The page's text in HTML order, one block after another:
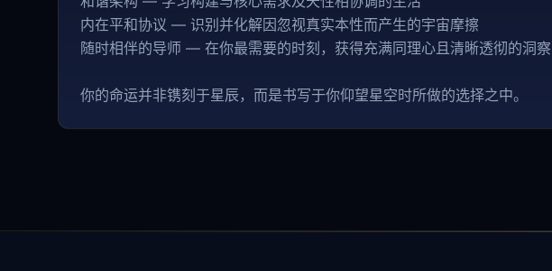
内在平和协议 — 识别并化解因忽视真实本性而产生的宇宙摩擦
随时相伴的导师 — 在你最需要的时刻，获得充满同理心且清晰透彻的洞察
你的命运并非镌刻于星辰，而是书写于你仰望星空时所做的选择之中。